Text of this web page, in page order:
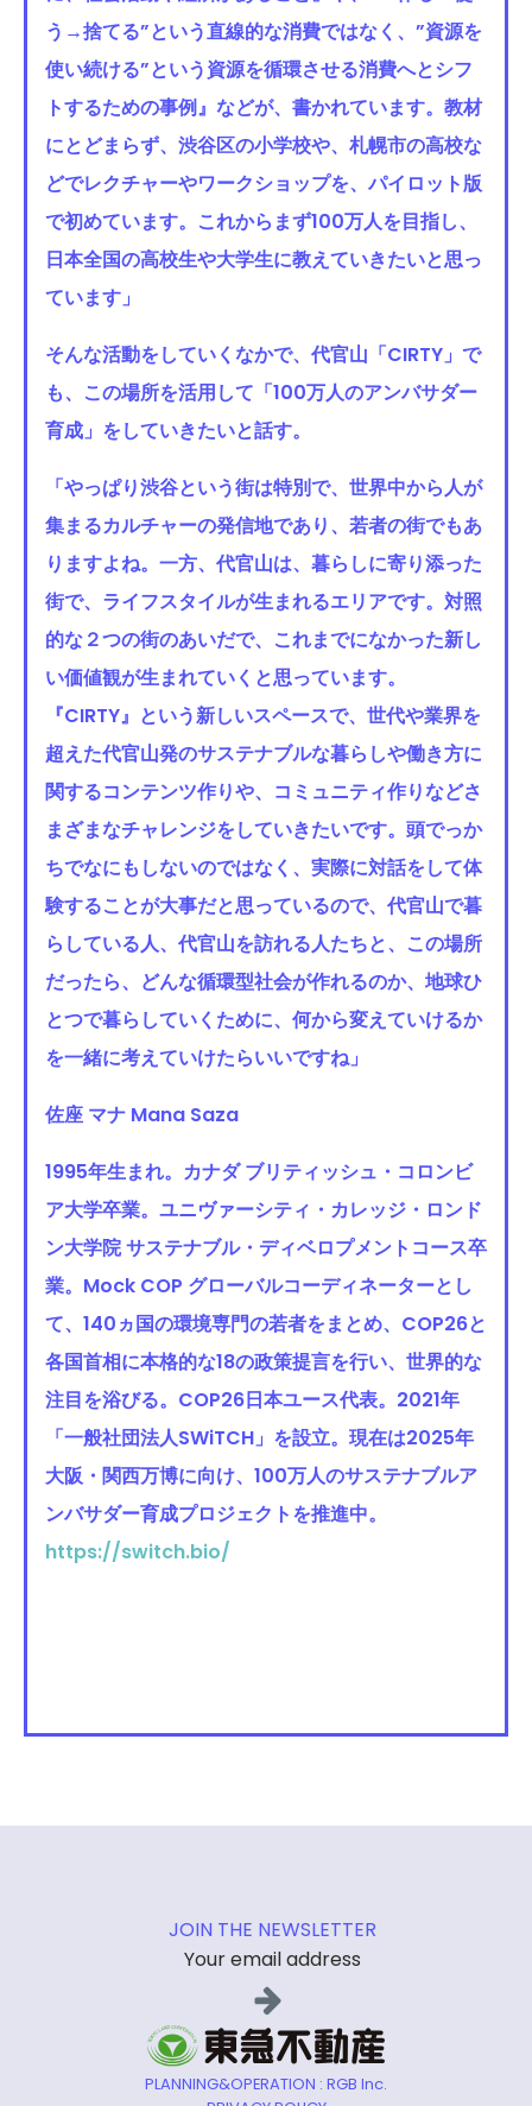
う→捨てる”という直線的な消費ではなく、”資源を
使い続ける”という資源を循環させる消費へとシフ
トするための事例』などが、書かれています。教材
にとどまらず、渋谷区の小学校や、札幌市の高校な
どでレクチャーやワークショップを、パイロット版
で初めています。これからまず100万人を目指し、
日本全国の高校生や大学生に教えていきたいと思っ
ています」
そんな活動をしていくなかで、代官山「CIRTY」で
も、この場所を活用して「100万人のアンバサダー
育成」をしていきたいと話す。
「やっぱり渋谷という街は特別で、世界中から人が
集まるカルチャーの発信地であり、若者の街でもあ
りますよね。一方、代官山は、暮らしに寄り添った
街で、ライフスタイルが生まれるエリアです。対照
的な２つの街のあいだで、これまでになかった新し
い価値観が生まれていくと思っています。
『CIRTY』という新しいスペースで、世代や業界を
超えた代官山発のサステナブルな暮らしや働き方に
関するコンテンツ作りや、コミュニティ作りなどさ
まざまなチャレンジをしていきたいです。頭でっか
ちでなにもしないのではなく、実際に対話をして体
験することが大事だと思っているので、代官山で暮
らしている人、代官山を訪れる人たちと、この場所
だったら、どんな循環型社会が作れるのか、地球ひ
とつで暮らしていくために、何から変えていけるか
を一緒に考えていけたらいいですね」
佐座 マナ Mana Saza
1995年生まれ。カナダ ブリティッシュ・コロンビ
ア大学卒業。ユニヴァーシティ・カレッジ・ロンド
ン大学院 サステナブル・ディベロプメントコース卒
業。Mock COP グローバルコーディネーターとし
て、140ヵ国の環境専門の若者をまとめ、COP26と
各国首相に本格的な18の政策提言を行い、世界的な
注目を浴びる。COP26日本ユース代表。2021年
「一般社団法人SWiTCH」を設立。現在は2025年
大阪・関西万博に向け、100万人のサステナブルア
ンバサダー育成プロジェクトを推進中。
https://switch.bio/
JOIN THE NEWSLETTER
Your email address
PLANNING&OPERATION : RGB Inc.